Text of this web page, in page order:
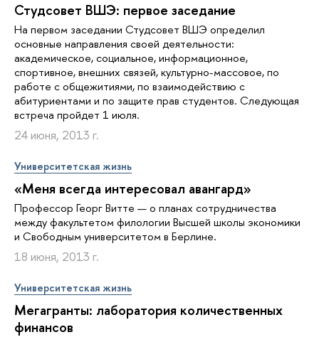
Студсовет ВШЭ: первое заседание
На первом заседании Студсовет ВШЭ определил
основные направления своей деятельности:
академическое, социальное, информационное,
спортивное, внешних связей, культурно-массовое, по
работе с общежитиями, по взаимодействию с
абитуриентами и по защите прав студентов. Следующая
встреча пройдет 1 июля.
24 июня, 2013 г.
Университетская жизнь
«Меня всегда интересовал авангард»
Профессор Георг Витте — о планах сотрудничества
между факультетом филологии Высшей школы экономики
и Свободным университетом в Берлине.
18 июня, 2013 г.
Университетская жизнь
Мегагранты: лаборатория количественных
финансов